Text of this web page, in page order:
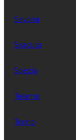
Savona
Siracusa
Spezia
Teramo
Torino